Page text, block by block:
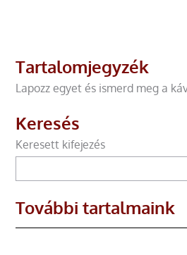
Tartalomjegyzék
Lapozz egyet és ismerd meg a
Keresés
Keresett kifejezés
További tartalmaink